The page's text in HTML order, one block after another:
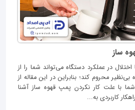
ساز
در عملکرد دستگاه می‌تواند شما را از
محروم کند؛ بنابراین در این مقاله از
با علت کار نکردن پمپ قهوه ساز آشنا
کاربردی به...